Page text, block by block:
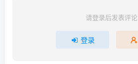
请登录后发表评论
登录